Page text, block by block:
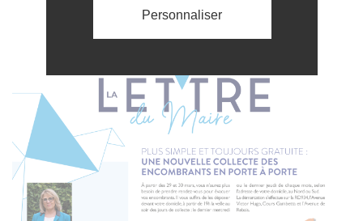
Le Columérien n°79
Personnaliser